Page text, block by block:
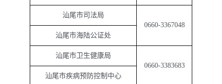
汕尾市司法局
0660-3367048
汕尾市海陆公证处
汕尾市卫生健康局
0660-3383683
汕尾市疾病预防控制中心